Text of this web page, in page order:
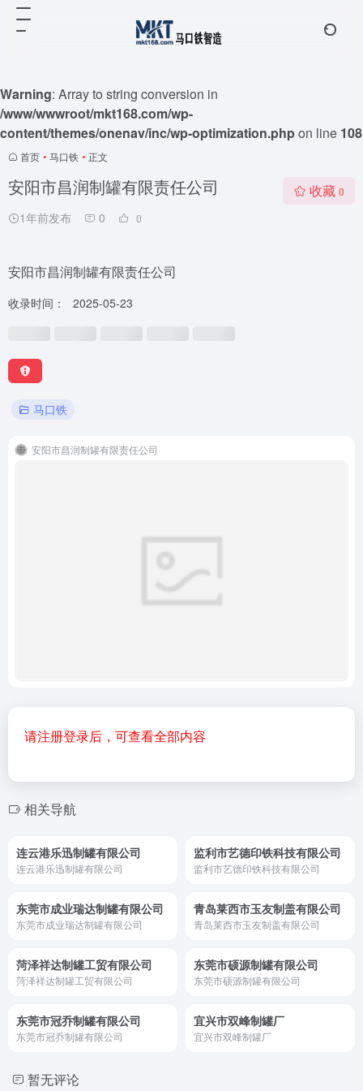
Warning: Array to string conversion in
/www/wwwroot/mkt168.com/wp-
content/themes/onenav/inc/wp-optimization.phpon line 108
首页 • 马口铁 • 正文
安阳市昌润制罐有限责任公司
1年前发布 0 0
收藏 0
安阳市昌润制罐有限责任公司
收录时间： 2025-05-23
马口铁
安阳市昌润制罐有限责任公司
请注册登录后，可查看全部内容
相关导航
连云港乐迅制罐有限公司
连云港乐迅制罐有限公司
监利市艺德印铁科技有限公司
监利市艺德印铁科技有限公司
东莞市成业瑞达制罐有限公司
东莞市成业瑞达制罐有限公司
青岛莱西市玉友制盖有限公司
青岛莱西市玉友制盖有限公司
菏泽祥达制罐工贸有限公司
菏泽祥达制罐工贸有限公司
东莞市硕源制罐有限公司
东莞市硕源制罐有限公司
东莞市冠乔制罐有限公司
东莞市冠乔制罐有限公司
宜兴市双峰制罐厂
宜兴市双峰制罐厂
暂无评论